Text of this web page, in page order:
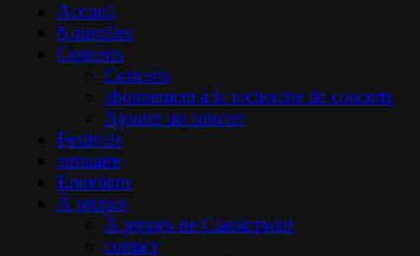
Accueil
Nouvelles
Concerts
Concerts
abonnement à la recherche de concerts
Ajouter un concert
Festivals
annuaire
Entretiens
À propos
À propos de Classicpoint
contact